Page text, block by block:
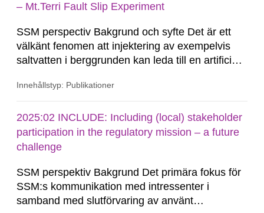
– Mt.Terri Fault Slip Experiment
SSM perspectiv Bakgrund och syfte Det är ett
välkänt fenomen att injektering av exempelvis
saltvatten i berggrunden kan leda till en artificiell
jordbävningar (Walsh och Zoback 2015, med
även förekomma naturligt, till exempel till följd av
de...
Innehållstyp: Publikationer
2025:02 INCLUDE: Including (local) stakeholder
participation in the regulatory mission – a future
challenge
SSM perspektiv Bakgrund Det primära fokus för
SSM:s kommunikation med intressenter i
samband med slutförvaring av använt